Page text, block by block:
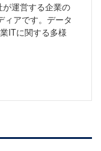
が運営する企業の
ィアです。データ
ITに関する多様